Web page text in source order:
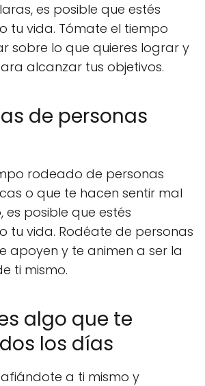
es posible que estés
tu vida. Tómate el tiempo
sobre lo que quieres lograr y
alcanzar tus objetivos.
de personas
rodeado de personas
o que te hacen sentir mal
es posible que estés
tu vida. Rodéate de personas
apoyen y te animen a ser la
ti mismo.
algo que te
los días
a ti mismo y